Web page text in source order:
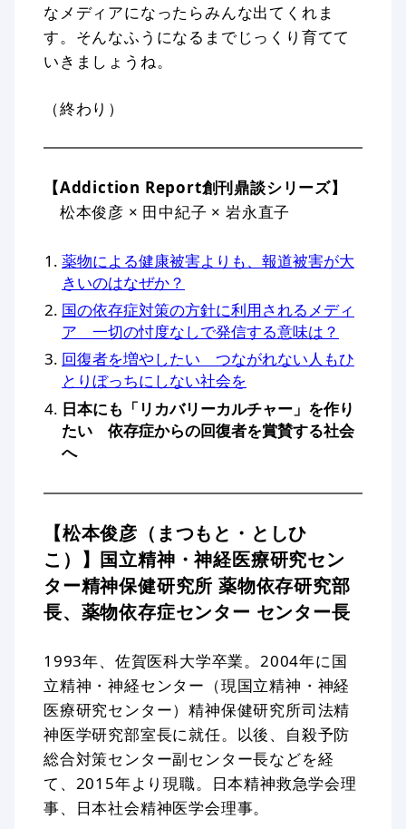
なメディアになったらみんな出てくれま
す。そんなふうになるまでじっくり育てて
いきましょうね。
（終わり）
【Addiction Report創刊鼎談シリーズ】
松本俊彦 × 田中紀子 × 岩永直子
薬物による健康被害よりも、報道被害が大
きいのはなぜか？
国の依存症対策の方針に利用されるメディ
ア 一切の忖度なしで発信する意味は？
回復者を増やしたい つながれない人もひ
とりぼっちにしない社会を
日本にも「リカバリーカルチャー」を作り
たい 依存症からの回復者を賞賛する社会
へ
【松本俊彦（まつもと・としひ
こ）】国立精神・神経医療研究セン
ター精神保健研究所 薬物依存研究部
長、薬物依存症センター センター長
1993年、佐賀医科大学卒業。2004年に国
立精神・神経センター（現国立精神・神経
医療研究センター）精神保健研究所司法精
神医学研究部室長に就任。以後、自殺予防
総合対策センター副センター長などを経
て、2015年より現職。日本精神救急学会理
事、日本社会精神医学会理事。